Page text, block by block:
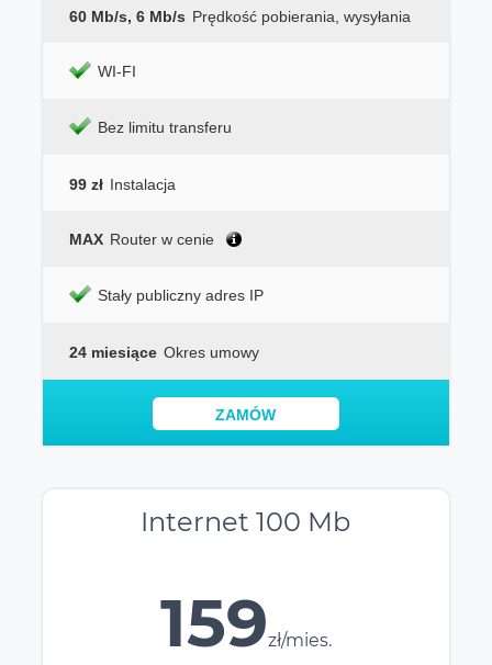
60 Mb/s, 6 Mb/s Prędkość pobierania, wysyłania
WI-FI
Bez limitu transferu
99 zł Instalacja
MAX Router w cenie
Stały publiczny adres IP
24 miesiące Okres umowy
ZAMÓW
Internet 100 Mb
159zł/mies.